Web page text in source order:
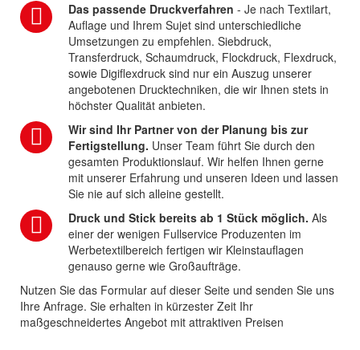
Das passende Druckverfahren - Je nach Textilart,
Auflage und Ihrem Sujet sind unterschiedliche
Umsetzungen zu empfehlen. Siebdruck,
Transferdruck, Schaumdruck, Flockdruck, Flexdruck,
sowie Digiflexdruck sind nur ein Auszug unserer
angebotenen Drucktechniken, die wir Ihnen stets in
höchster Qualität anbieten.
Wir sind Ihr Partner von der Planung bis zur
Fertigstellung. Unser Team führt Sie durch den
gesamten Produktionslauf. Wir helfen Ihnen gerne
mit unserer Erfahrung und unseren Ideen und lassen
Sie nie auf sich alleine gestellt.
Druck und Stick bereits ab 1 Stück möglich. Als
einer der wenigen Fullservice Produzenten im
Werbetextilbereich fertigen wir Kleinstauflagen
genauso gerne wie Großaufträge.
Nutzen Sie das Formular auf dieser Seite und senden Sie uns
Ihre Anfrage. Sie erhalten in kürzester Zeit Ihr
maßgeschneidertes Angebot mit attraktiven Preisen